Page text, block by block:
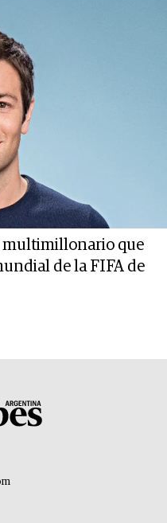
multimillonario que
de la FIFA de